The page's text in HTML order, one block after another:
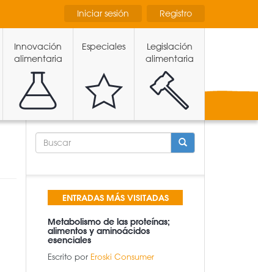
Iniciar sesión Registro
Innovación
alimentaria
Especiales
Legislación
alimentaria
FORMULARIO
DE
ENTRADAS MÁS VISITADAS
Metabolismo de las proteínas;
alimentos y aminoácidos
esenciales
Escrito por Eroski Consumer